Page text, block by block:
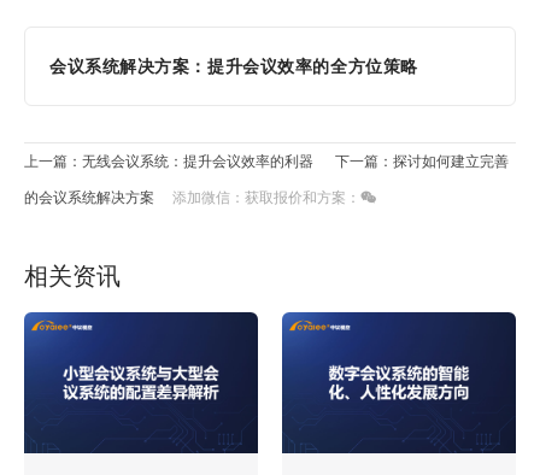
会议系统解决方案：提升会议效率的全方位策略
上一篇：无线会议系统：提升会议效率的利器 下一篇：探讨如何建立完善
的会议系统解决方案 添加微信：获取报价和方案：
相关资讯